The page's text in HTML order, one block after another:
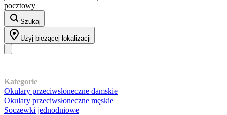
pocztowy
Szukaj
Użyj bieżącej lokalizacji
Kategorie
Okulary przeciwsłoneczne damskie
Okulary przeciwsłoneczne męskie
Soczewki jednodniowe